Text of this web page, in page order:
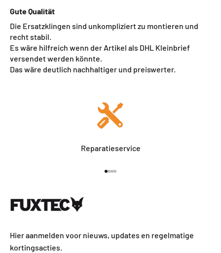
Gute Qualität
Die Ersatzklingen sind unkompliziert zu montieren und
recht stabil.
Es wäre hilfreich wenn der Artikel als DHL Kleinbrief
versendet werden könnte.
Das wäre deutlich nachhaltiger und preiswerter.
Reparatieservice
Hier aanmelden voor nieuws, updates en regelmatige
kortingsacties.